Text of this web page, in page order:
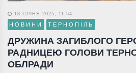
18 СІЧНЯ 2025, 11:54
НОВИНИ ТЕРНОПІЛЬ
ДРУЖИНА ЗАГИБЛОГО
РАДНИЦЕЮ ГОЛОВИ
ОБЛРАДИ